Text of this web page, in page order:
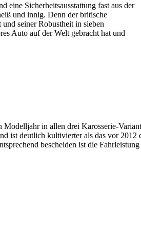
eine Sicherheitsausstattung fast aus der
und innig. Denn der britische
seiner Robustheit in sieben
Auto auf der Welt gebracht hat und
in allen drei Karosserie-
ist deutlich kultivierter als das vor 2012
bescheiden ist die